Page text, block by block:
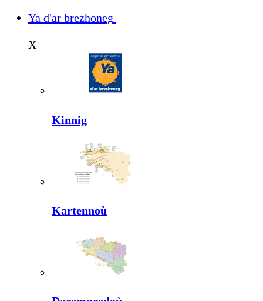
Ya d'ar brezhoneg
X
Kinnig
Kartennoù